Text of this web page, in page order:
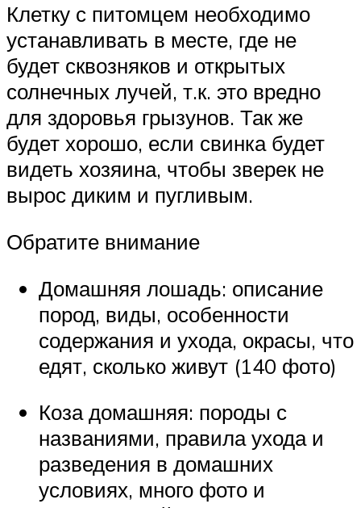
Клетку с питомцем необходимо
устанавливать в месте, где не
будет сквозняков и открытых
солнечных лучей, т.к. это вредно
для здоровья грызунов. Так же
будет хорошо, если свинка будет
видеть хозяина, чтобы зверек не
вырос диким и пугливым.
Обратите внимание
Домашняя лошадь: описание
пород, виды, особенности
содержания и ухода, окрасы, что
едят, сколько живут (140 фото)
Коза домашняя: породы с
названиями, правила ухода и
разведения в домашних
условиях, много фото и